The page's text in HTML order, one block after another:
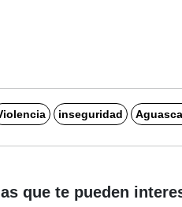
inseguridad
que te pueden